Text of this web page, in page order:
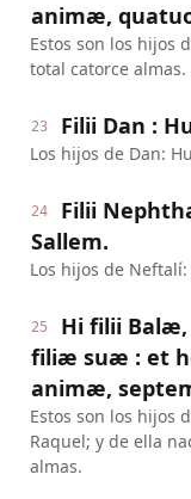
animæ,
Estos son los hijos
total catorce almas.
23 Filii Dan :
Los hijos de Dan:
24
Filii
Sallem.
Los hijos de Neftalí:
25
Hi filii Balæ,
filiæ suæ : et
animæ,
Estos son los hijos
Raquel; y de ella
almas.